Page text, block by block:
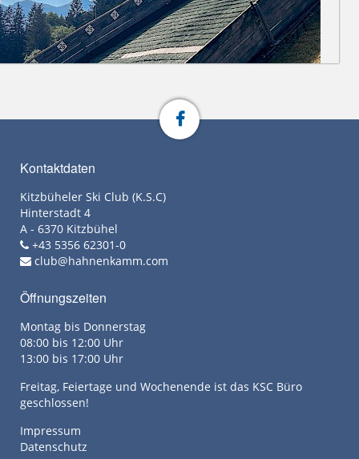
Kontaktdaten
Kitzbüheler Ski Club (K.S.C)
Hinterstadt 4
A - 6370 Kitzbühel
+43 5356 62301-0
club@hahnenkamm.com
Öffnungszeiten
Montag bis Donnerstag
08:00 bis 12:00 Uhr
13:00 bis 17:00 Uhr
Freitag, Feiertage und Wochenende ist das KSC Büro
geschlossen!
Impressum
Datenschutz